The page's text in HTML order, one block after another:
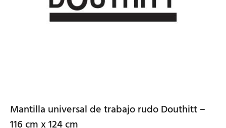
Mantilla universal de trabajo rudo Douthitt –